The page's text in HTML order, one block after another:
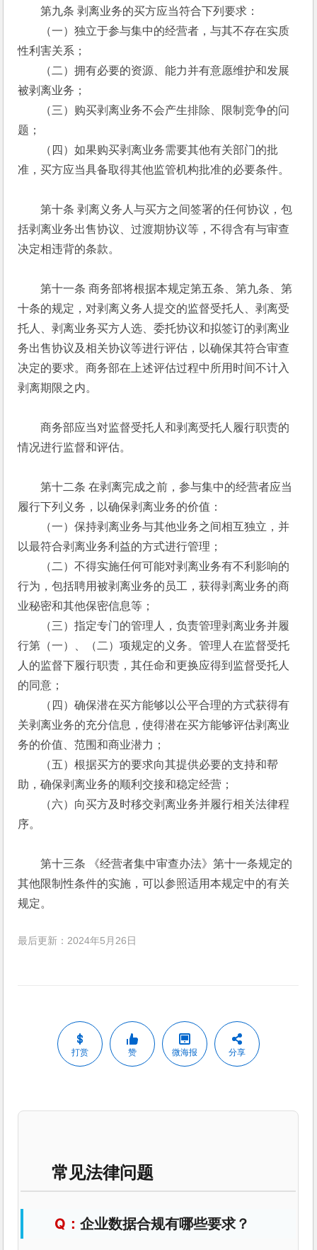
第九条 剥离业务的买方应当符合下列要求：
（一）独立于参与集中的经营者，与其不存在实质
性利害关系；
（二）拥有必要的资源、能力并有意愿维护和发展
被剥离业务；
（三）购买剥离业务不会产生排除、限制竞争的问
题；
（四）如果购买剥离业务需要其他有关部门的批
准，买方应当具备取得其他监管机构批准的必要条件。
第十条 剥离义务人与买方之间签署的任何协议，包
括剥离业务出售协议、过渡期协议等，不得含有与审查
决定相违背的条款。
第十一条 商务部将根据本规定第五条、第九条、第
十条的规定，对剥离义务人提交的监督受托人、剥离受
托人、剥离业务买方人选、委托协议和拟签订的剥离业
务出售协议及相关协议等进行评估，以确保其符合审查
决定的要求。商务部在上述评估过程中所用时间不计入
剥离期限之内。
商务部应当对监督受托人和剥离受托人履行职责的
情况进行监督和评估。
第十二条 在剥离完成之前，参与集中的经营者应当
履行下列义务，以确保剥离业务的价值：
（一）保持剥离业务与其他业务之间相互独立，并
以最符合剥离业务利益的方式进行管理；
（二）不得实施任何可能对剥离业务有不利影响的
行为，包括聘用被剥离业务的员工，获得剥离业务的商
业秘密和其他保密信息等；
（三）指定专门的管理人，负责管理剥离业务并履
行第（一）、（二）项规定的义务。管理人在监督受托
人的监督下履行职责，其任命和更换应得到监督受托人
的同意；
（四）确保潜在买方能够以公平合理的方式获得有
关剥离业务的充分信息，使得潜在买方能够评估剥离业
务的价值、范围和商业潜力；
（五）根据买方的要求向其提供必要的支持和帮
助，确保剥离业务的顺利交接和稳定经营；
（六）向买方及时移交剥离业务并履行相关法律程
序。
第十三条 《经营者集中审查办法》第十一条规定的
其他限制性条件的实施，可以参照适用本规定中的有关
规定。
最后更新：2024年5月26日
打赏 赞 微海报 分享
常见法律问题
企业数据合规有哪些要求？